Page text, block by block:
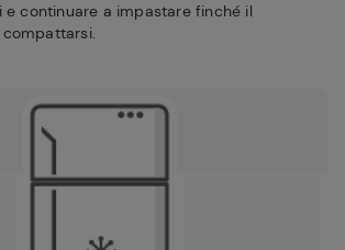
e continuare a impastare finché il